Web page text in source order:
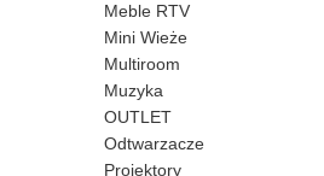
Meble RTV
Mini Wieże
Multiroom
Muzyka
OUTLET
Odtwarzacze
Projektory